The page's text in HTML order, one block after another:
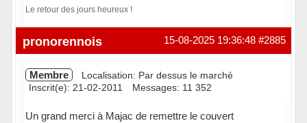
Le retour des jours heureux !
Hors ligne #2885
15-08-2025 19:36:48
pronorennois
Membre
Localisation: Par dessus le marché
Inscrit(e): 21-02-2011
Messages: 11 352
Un grand merci à Majac de remettre le couvert